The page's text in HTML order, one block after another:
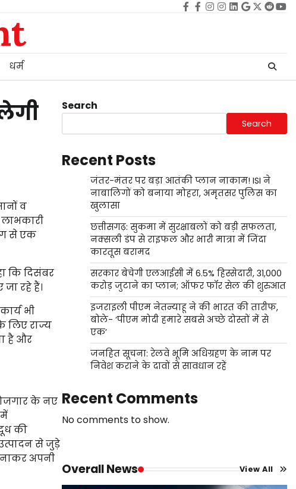
Facebook
facebook
Instagram
instagram
Linkedin
google
Twitter
reddit
धर्म
व
से एक
कि दिसंबर
रहे हैं।
भी
लिए राज्य
है और
के नए
की
से जुड़े
अपनी
Search
Search
Recent Posts
जंतर-मंतर पर बड़ा आतंकी प्लान नाकाम! ISI ने
नाबालिगों को बनाया मोहरा, अमृतसर पुलिस का
खुलासा
छत्तीसगढ़: सुकमा में सुरक्षाबलों को बड़ी सफलता,
नक्सली डंप से राइफल और भारी मात्रा में जिंदा
कारतूस बरामद
सरकार बेचेगी एलआईसी में 6.5% हिस्सेदारी, 31,000
करोड़ जुटाने का प्लान; ऑफर फॉर सेल की शुरुआत
इजराइली पीएम नेतन्याहू ने की भारत की तारीफ,
बोले- ‘पीएम मोदी हमारे सबसे अच्छे दोस्तों में से
एक’
जनहित सूचना: रेलवे भूमि अधिग्रहण के नाम पर
निवेश कराने के दावों से सावधान रहें
Recent Comments
No comments to show.
Overall News View All